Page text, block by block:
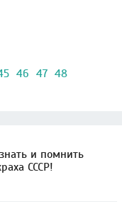
46 47 48
и помнить
СССР!